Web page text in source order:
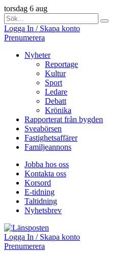
torsdag 6 aug
Logga In / Skapa konto
Prenumerera
Nyheter
Reportage
Kultur
Sport
Ledare
Debatt
Krönika
Rapporterat från bygden
Sveabörsen
Fastighetsaffärer
Familjeannons
Jobba hos oss
Kontakta oss
Korsord
E-tidning
Taltidning
Nyhetsbrev
Logga In / Skapa konto
Prenumerera